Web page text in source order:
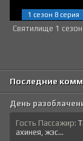
Святилище 1 сезон
1 сезон 8 серия
Последние
День
Гость Пассажир:
ахинея, жэс...